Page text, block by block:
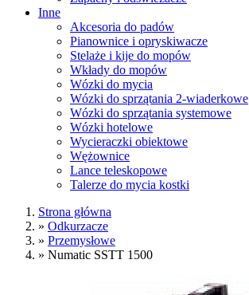
Inne
Akcesoria do padów
Pianownice i opryskiwacze
Stelaże i kije do mopów
Wkłady do mopów
Wózki do mycia
Wózki do sprzątania 2-wiaderkowe
Wózki do sprzątania systemowe
Wózki hotelowe
Wycieraczki obiektowe
Wężownice
Lance teleskopowe
Talerze do mycia kostki
Strona główna
» Odkurzacze
» Przemysłowe
» Numatic SSTT 1500